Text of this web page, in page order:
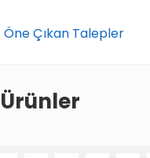
Öne Çıkan Talepler
Ürünler